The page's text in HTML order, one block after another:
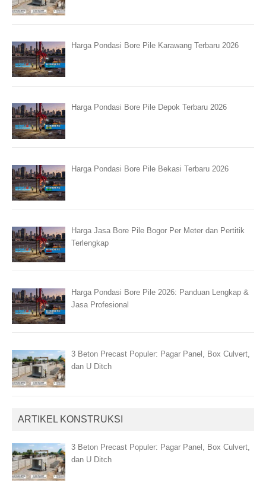
Harga Pondasi Bore Pile Karawang Terbaru 2026
Harga Pondasi Bore Pile Depok Terbaru 2026
Harga Pondasi Bore Pile Bekasi Terbaru 2026
Harga Jasa Bore Pile Bogor Per Meter dan Pertitik
Terlengkap
Harga Pondasi Bore Pile 2026: Panduan Lengkap &
Jasa Profesional
3 Beton Precast Populer: Pagar Panel, Box Culvert,
dan U Ditch
ARTIKEL KONSTRUKSI
3 Beton Precast Populer: Pagar Panel, Box Culvert,
dan U Ditch